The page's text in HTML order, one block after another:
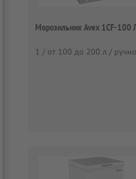
Морозильник Avex 1CF-100
1 / от 100 до 200 л /